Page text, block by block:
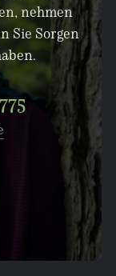
nehmen
Sie Sorgen